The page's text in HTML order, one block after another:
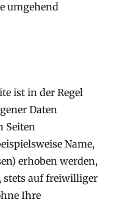
umgehend
ist in der Regel
Daten
Seiten
Name,
erhoben werden,
stets auf freiwilliger
Ihre